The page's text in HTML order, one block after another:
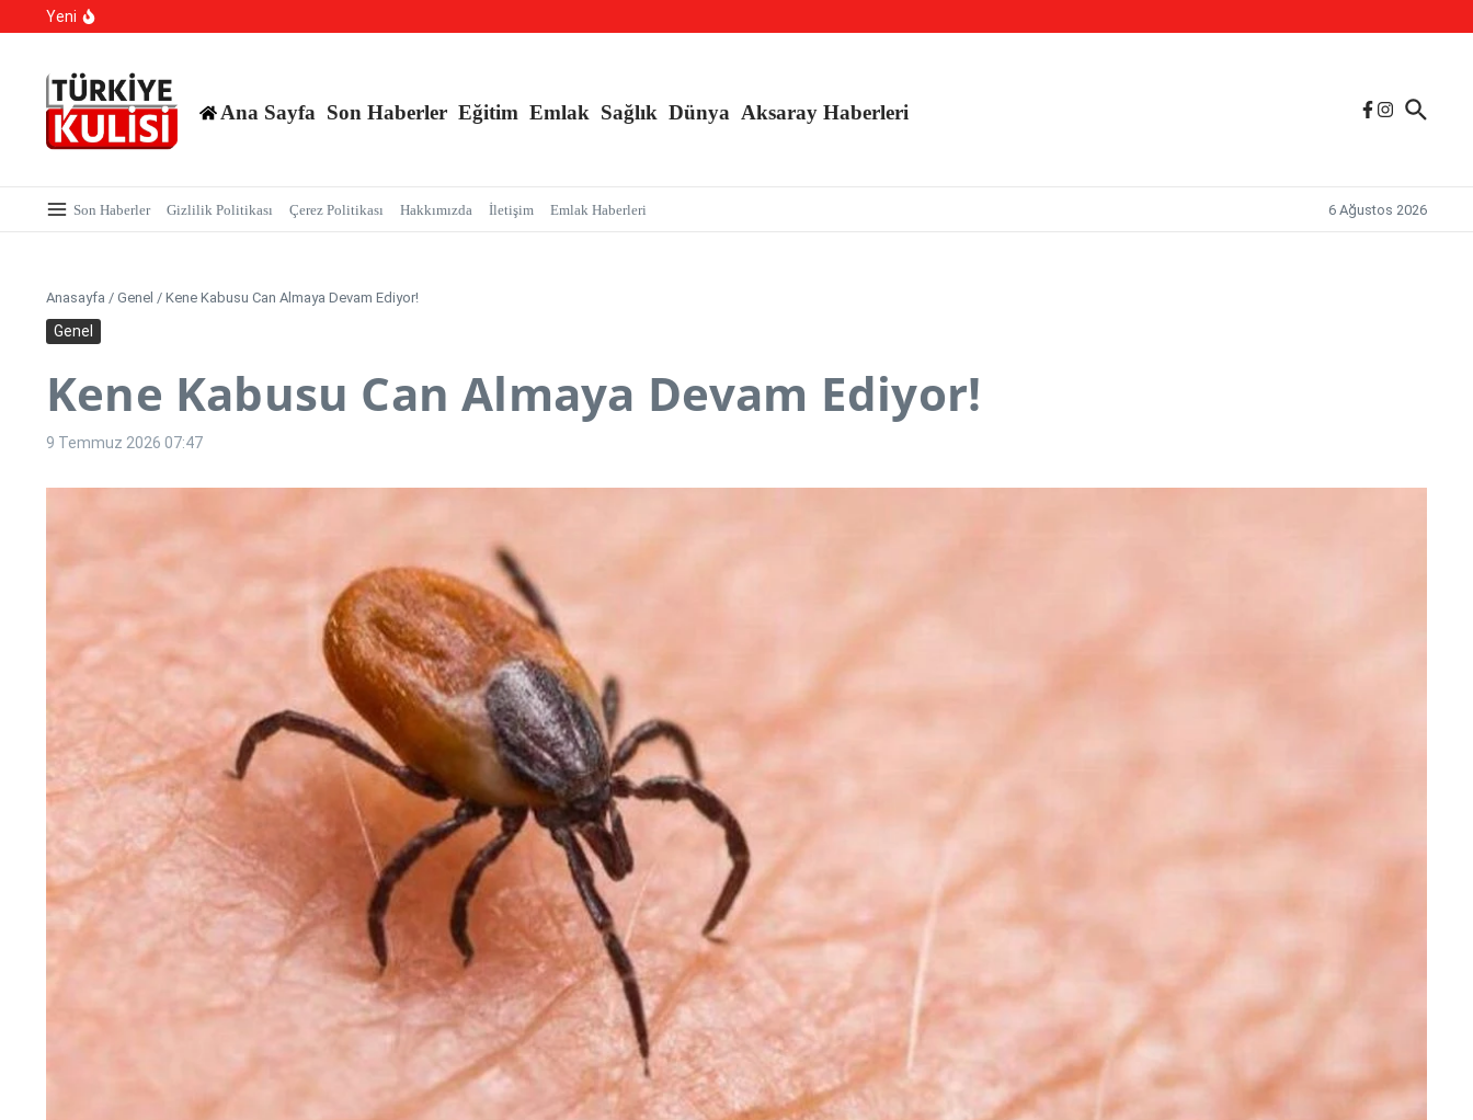
İçeriğe atla
Yeni
Yargı Paketi Resmi Gazete’de Yayımlandı: Yargıda Hız Dönemi Başlıyor!
Ana Sayfa Son Haberler Eğitim Emlak Sağlık Dünya Aksaray Haberleri
Son Haberler Gizlilik Politikası Çerez Politikası Hakkımızda İletişim Emlak Haberleri 6 Ağustos 2026
Anasayfa / Genel / Kene Kabusu Can Almaya Devam Ediyor!
Genel
Kene Kabusu Can Almaya Devam Ediyor!
9 Temmuz 2026 07:47